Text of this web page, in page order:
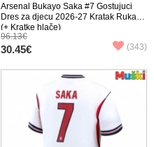
Arsenal Bukayo Saka #7 Gostujuci
Dres za djecu 2026-27 Kratak Rukav
(+ Kratke hlače)
96.13€
30.45€ (343)